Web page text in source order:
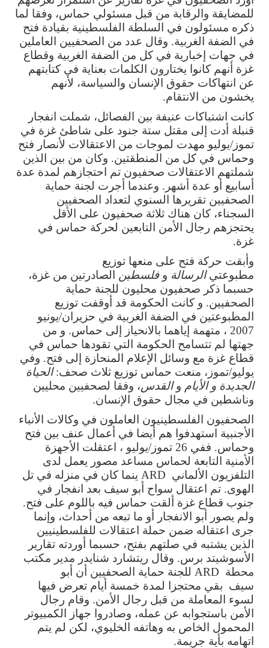
للمضايقة والرقابة من قبل مسئولي حماس، وفقا لما
ذكره مسئولون في السلطة الفلسطينية بقيادة فتح
في الضفة الغربية. وقال عدد من الصحفيين العاملين
في جهات إخبارية في كل من الضفة الغربية وقطاع
غزة أنهم كانوا يختارون الكلمات بعناية في كتابتهم
عن انتهاكات حقوق الإنسان والسياسة، لأنهم
يخشون من الانتقام.
كانت اشتباكات عنيفة بين الفصائل، شملت انفجار
قنبلة أدت إلى مقتل ستة جنود على شاطئ غزة في
تموز/يوليو مهدت لموجات من الاعتقالات لأنصار فتح
وحماس في كل من المنطقتين. وكان من بين الذين
شملتهم الاعتقالات صحفيون تم احتجازهم لمدة عدة
أسابيع أو عدة أشهر. وعندما أجرت لجنة حماية
الصحفيين تقريرها السنوي لتعداد الصحفيين
السجناء، كان هناك ثلاثة صحفيون على الأقل
يحتجزهم رجال الأمن التابعين لحركة حماس في
غزة.
وأبقت حركة فتح على منعها توزيع
مطبوعتيالرسالة وفلسطين الصادرتين من غزة،
حسبما ذكر صحفيون محليون للجنة حماية
الصحفيين. و كانت الحكومة قد أوقفت توزيع
المطبوعتين في الضفة الغربية في حزيران/يونيو
2007 ، متهمة إياهما بالانحياز إلى حماس. و من
جهتها لم تتسامح الحكومة التي تقودها حماس في
قطاع غزة مع وسائل الإعلام المنحازة إلى فتح. وفي
يوليو/تموز، منعت حماس توزيع ثلاث صحف:الحياة
الجديدة و الأيام والقدس، وفقا لصحفيين محليين
وناشطين في مجال حقوق الإنسان.
الصحفيون الفلسطينيون العاملون في وكالات الأنباء
الأجنبية استهدفوا هم أيضا في أعمال عنف بين فتح
وحماس. ففي 26 تموز/يوليو ، اعتقلت الأجهزة
الأمنية التابعة لحماس مساعد مصور يعمل لدى
التلفزيون الألماني ARD ينما كان في منزله في تل
الهوى. تم اعتقال سواح أبو سيف بعد انفجار في
جنوب قطاع غزة ألقت حماس فيه باللوم على فتح.
ولم يصور أبو الانفجار أو ما تبعه من أحداث، وإنما
جرى اعتقاله ضمن حملة اعتقالات للفلسطينيين
الذين يشتبه في صلتهم بفتح، حسبما أوردته تقارير
الأسوشيتد برس. وقال ريتشارد شنايدر مدير مكتب
محطة ARD للجنة حماية الصحفيين أن أبو
سيف بقي محتجزا لمدة خمسة أيام تعرض فيها
لسوء المعاملة من قبل رجال الأمن. وقام رجال
الأمن باستجوابه عن عمله، وصادروا جهاز الكمبيوتر
المحمول الخاص به وهاتفه الخليوي، لكن لم يتم
اتهامه بأية جريمة.